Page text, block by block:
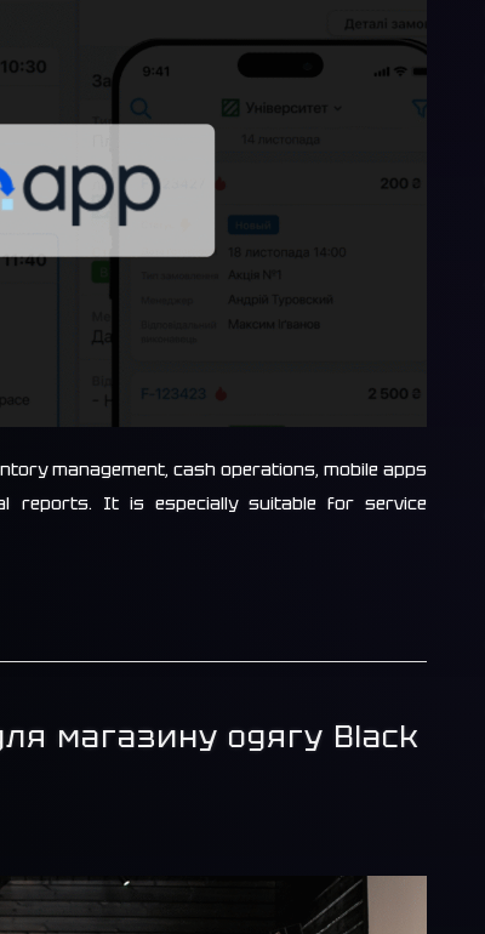
management, cash operations, mobile apps
reports. It is especially suitable for service
магазину одягу Black